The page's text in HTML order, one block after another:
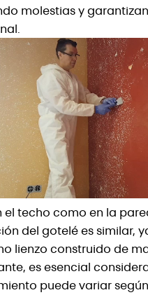
molestias y
el techo como en la
del gotelé es similar,
lienzo construido de
es esencial
puede variar